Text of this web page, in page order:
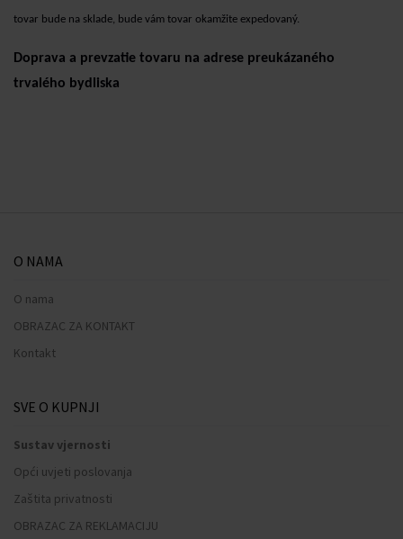
tovar bude na sklade, bude vám tovar okamžite expedovaný.
Doprava a prevzatie tovaru na adrese preukázaného
trvalého bydliska
O NAMA
O nama
OBRAZAC ZA KONTAKT
Kontakt
SVE O KUPNJI
Sustav vjernosti
Opći uvjeti poslovanja
Zaštita privatnosti
OBRAZAC ZA REKLAMACIJU